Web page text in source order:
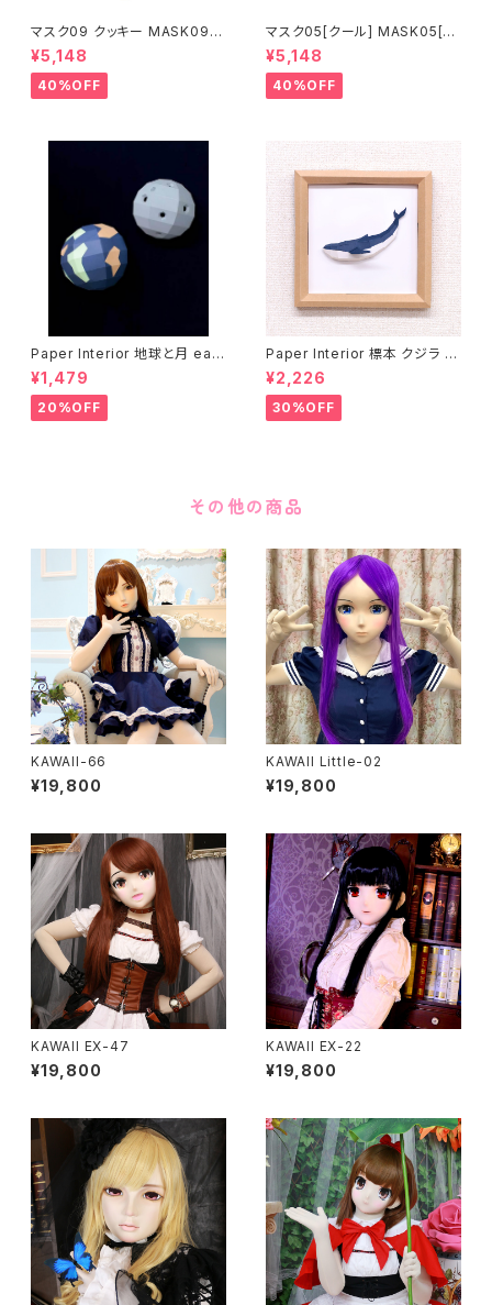
マスク09 クッキー MASK09
“COOKIE”
¥5,148
40%OFF
マスク05[クール] MASK05[C
OOL]
¥5,148
40%OFF
Paper Interior 地球と月 eart
h and moon
¥1,479
20%OFF
Paper Interior 標本 クジラ s
pecimen whale
¥2,226
30%OFF
その他の商品
KAWAII-66
¥19,800
KAWAII Little-02
¥19,800
KAWAII EX-47
¥19,800
KAWAII EX-22
¥19,800